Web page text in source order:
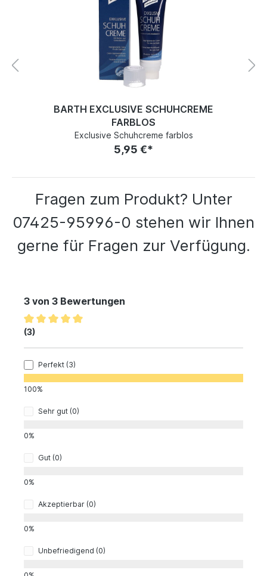
BARTH EXCLUSIVE SCHUHCREME
FARBLOS
Exclusive Schuhcreme farblos
5,95 €*
Fragen zum Produkt? Unter
07425-95996-0 stehen wir Ihnen
gerne für Fragen zur Verfügung.
3 von 3 Bewertungen
(3)
Perfekt (3)
100%
Sehr gut (0)
0%
Gut (0)
0%
Akzeptierbar (0)
0%
Unbefriedigend (0)